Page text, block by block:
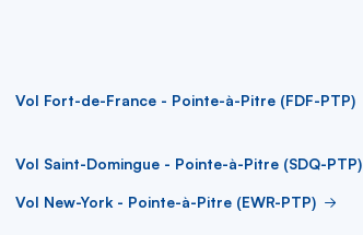
Vol Fort-de-France - Pointe-à-Pitre (FDF-PTP)
Vol Saint-Domingue - Pointe-à-Pitre (SDQ-PTP)
Vol New-York - Pointe-à-Pitre (EWR-PTP)